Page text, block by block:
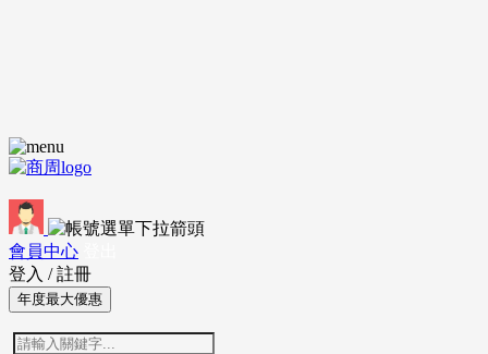
會員中心
登入 / 註冊
年度最大優惠